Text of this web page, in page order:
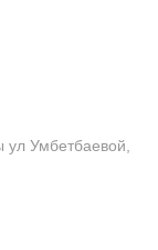
ул Умбетбаевой,